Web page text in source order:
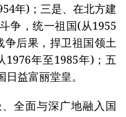
年)；三是、在北方建
争，统一祖国(从1955
争后果，捍卫祖国领土
1976年至1985年)；五
益富丽堂皇。
全面与深广地融入国